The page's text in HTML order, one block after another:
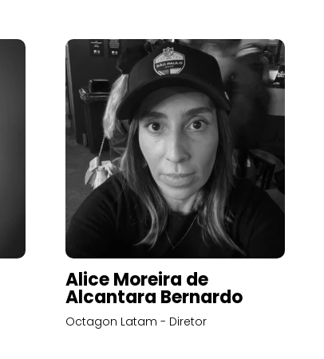
Alice Moreira de
Alcantara Bernardo
Octagon Latam - Diretor